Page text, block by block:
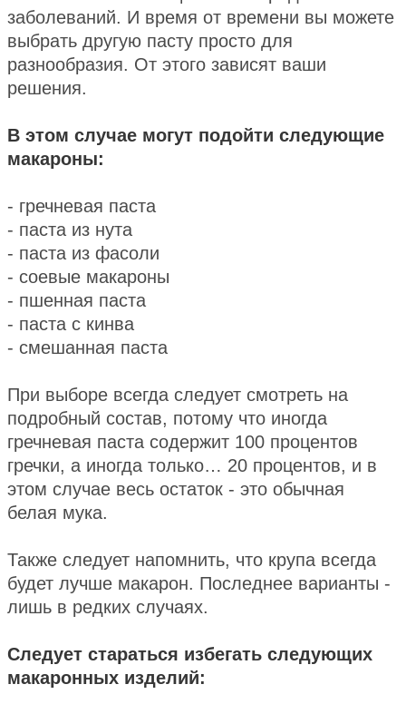
заболеваний. И время от времени вы можете
выбрать другую пасту просто для
разнообразия. От этого зависят ваши
решения.
В этом случае могут подойти следующие
макароны:
- гречневая паста
- паста из нута
- паста из фасоли
- соевые макароны
- пшенная паста
- паста с кинва
- смешанная паста
При выборе всегда следует смотреть на
подробный состав, потому что иногда
гречневая паста содержит 100 процентов
гречки, а иногда только… 20 процентов, и в
этом случае весь остаток - это обычная
белая мука.
Также следует напомнить, что крупа всегда
будет лучше макарон. Последнее варианты -
лишь в редких случаях.
Следует стараться избегать следующих
макаронных изделий: